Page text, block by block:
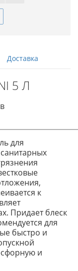
Доставка
5 Л
для
к
Придает блеск
для
быстро и
и